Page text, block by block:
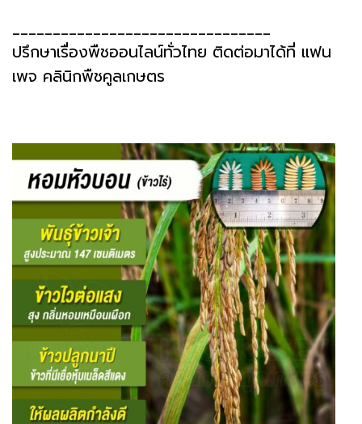
________________________________
ปรึกษาเรื่องพืชออนไลน์ทั่วไทย ติดต่อมาได้ที่ แฟน
เพจ คลินิกพืชคูลเกษตร